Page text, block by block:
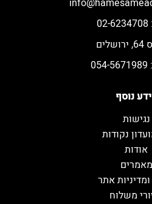
נוסף
נגישות
נקודות
אודות
מאמרים
אתר
משלוח